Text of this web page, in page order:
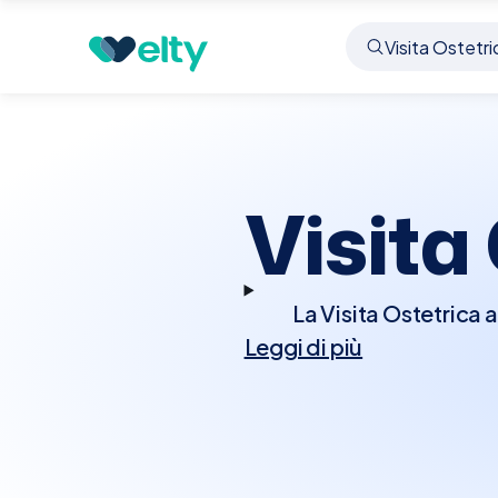
Prenota visita Vicenza
Visita
La Visita Ostetrica
gravidanza. Durante
Leggi di più